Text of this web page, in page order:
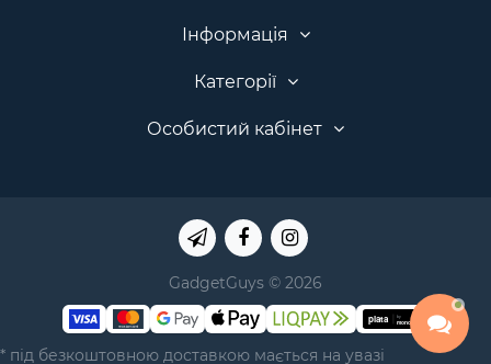
Інформація
Категорії
Особистий кабінет
GadgetGuys © 2026
* під безкоштовною доставкою мається на увазі